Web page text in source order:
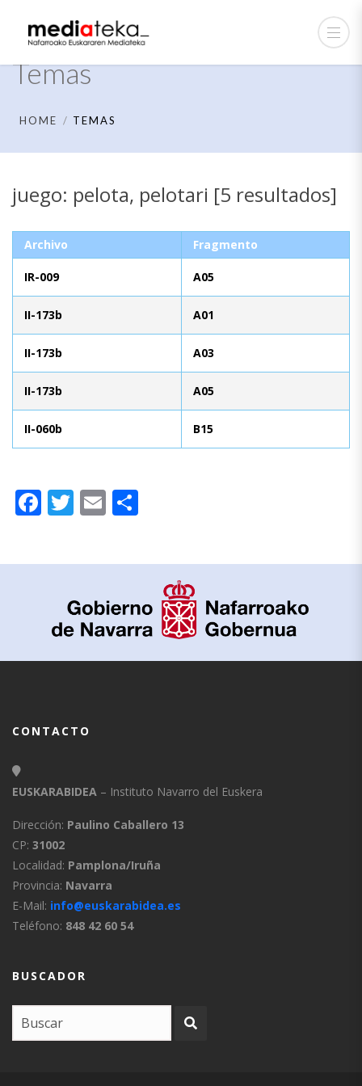
Temas
HOME TEMAS
juego: pelota, pelotari [5 resultados]
Archivo Fragmento
IR-009 A05
II-173b A01
II-173b A03
II-173b A05
II-060b B15
Facebook
Twitter
Email
CONTACTO
EUSKARABIDEA – Instituto Navarro del Euskera
Dirección: Paulino Caballero 13
CP: 31002
Localidad: Pamplona/Iruña
Provincia: Navarra
E-Mail: info@euskarabidea.es
Teléfono: 848 42 60 54
BUSCADOR